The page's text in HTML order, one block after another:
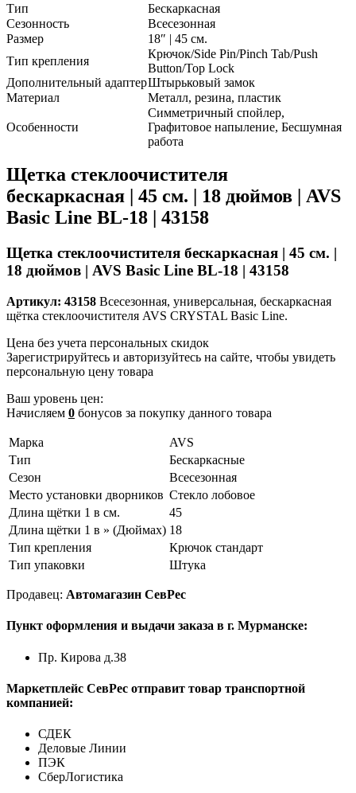
Тип
Бескаркасная
Сезонность
Всесезонная
Размер
18″ | 45 см.
Тип крепления
Крючок/Side Pin/Pinch Tab/Push
Button/Top Lock
Дополнительный адаптерШтырьковый замок
Материал
Металл, резина, пластик
Особенности
Симметричный спойлер,
Графитовое напыление, Бесшумная
работа
Щетка стеклоочистителя
бескаркасная | 45 см. | 18 дюймов | AVS
Basic Line BL-18 | 43158
Щетка стеклоочистителя бескаркасная | 45 см. |
18 дюймов | AVS Basic Line BL-18 | 43158
Артикул: 43158 Всесезонная, универсальная, бескаркасная
щётка стеклоочистителя AVS CRYSTAL Basic Line.
Цена без учета персональных скидок
Зарегистрируйтесь и авторизуйтесь на сайте, чтобы увидеть
персональную цену товара
Ваш уровень цен:
Начисляем 0 бонусов за покупку данного товара
Марка
AVS
Тип
Бескаркасные
Сезон
Всесезонная
Место установки дворников Стекло лобовое
Длина щётки 1 в см.
45
Длина щётки 1 в » (Дюймах) 18
Тип крепления
Крючок стандарт
Тип упаковки
Штука
Продавец: Автомагазин СевРес
Пункт оформления и выдачи заказа в г. Мурманске:
Пр. Кирова д.38
Маркетплейс СевРес отправит товар транспортной
компанией:
СДЕК
Деловые Линии
ПЭК
СберЛогистика